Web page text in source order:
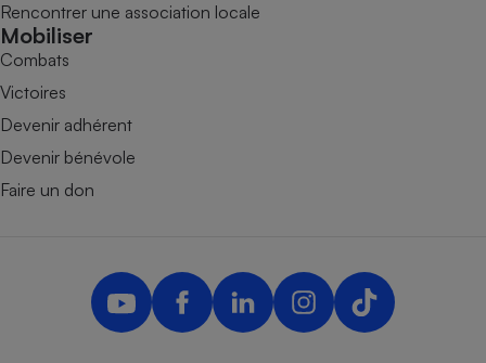
Rencontrer une association locale
Mobiliser
Combats
Victoires
Devenir adhérent
Devenir bénévole
Faire un don